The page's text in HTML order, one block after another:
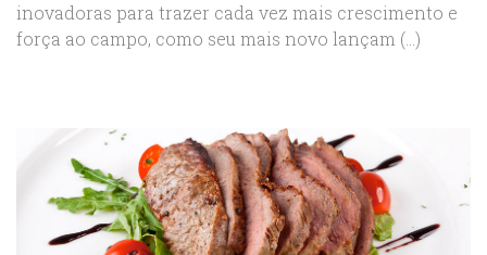
inovadoras para trazer cada vez mais crescimento e
força ao campo, como seu mais novo lançam (...)